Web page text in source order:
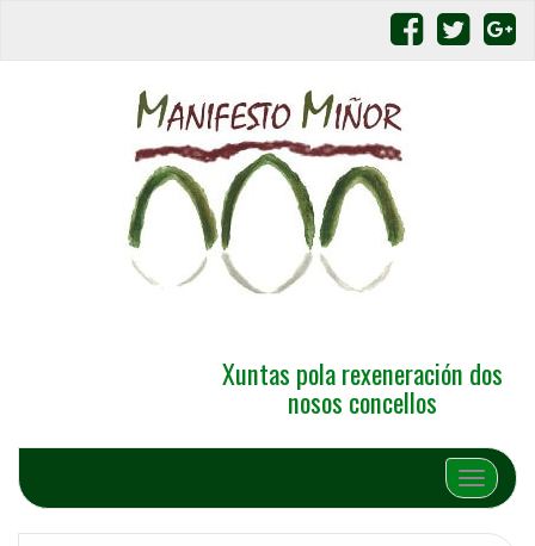
Xuntas pola rexeneración dos
nosos concellos
Alternar